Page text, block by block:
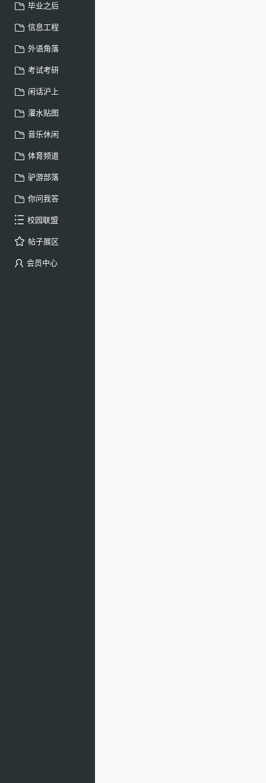
毕业之后
信息工程
外语角落
考试考研
闲话沪上
灌水贴图
音乐休闲
体育频道
驴游部落
你问我答
校园联盟
帖子展区
会员中心